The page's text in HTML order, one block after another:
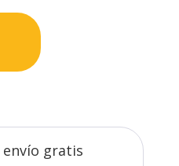
envío gratis